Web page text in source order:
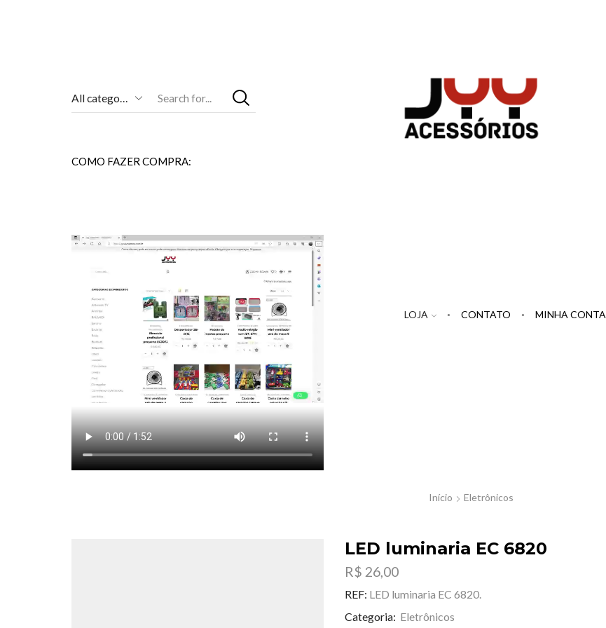
Entrada
COMO FAZER COMPRA:
LOJA CONTATO MINHA CONTA
Início Eletrônicos
LED luminaria EC 6820
R$ 26,00
REF: LED luminaria EC 6820.
Categoria: Eletrônicos